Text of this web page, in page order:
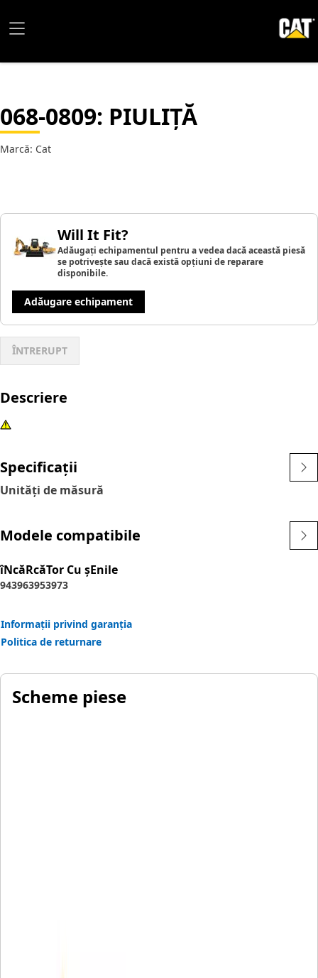
068-0809: PIULIȚĂ
Marcă: Cat
Will It Fit?
Adăugați echipamentul pentru a vedea dacă această piesă
se potrivește sau dacă există opțiuni de reparare
disponibile.
Adăugare echipament
ÎNTRERUPT
Descriere
Specificații
Unități de măsură
Modele compatibile
îNcăRcăTor Cu şEnile
943963953973
Informații privind garanția
Politica de returnare
Scheme piese